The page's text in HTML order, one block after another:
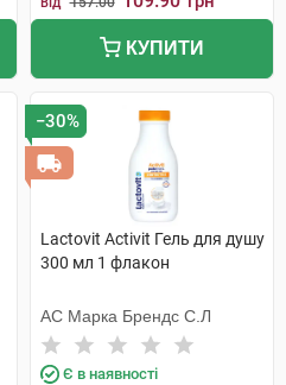
КУПИТИ
−30%
Lactovit Activit Гель для душу
300 мл 1 флакон
АС Марка Брендс С.Л
Є в наявності